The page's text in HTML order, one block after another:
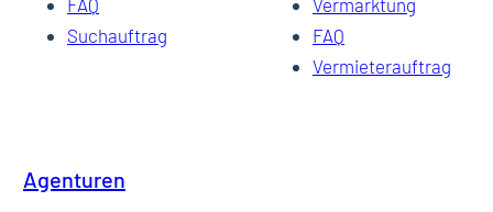
FAQ
Suchauftrag
Vermarktung
FAQ
Vermieterauftrag
Agenturen